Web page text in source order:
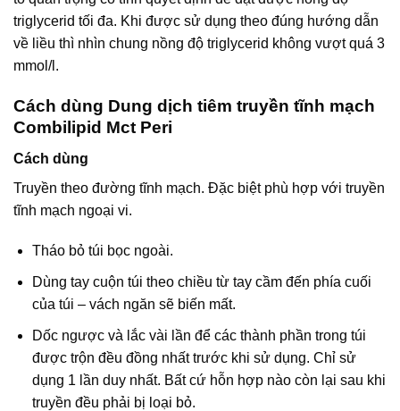
triglycerid tối đa. Khi được sử dụng theo đúng hướng dẫn
về liều thì nhìn chung nồng độ triglycerid không vượt quá 3
mmol/l.
Cách dùng Dung dịch tiêm truyền tĩnh mạch
Combilipid Mct Peri
Cách dùng
Truyền theo đường tĩnh mạch. Đặc biệt phù hợp với truyền
tĩnh mạch ngoại vi.
Tháo bỏ túi bọc ngoài.
Dùng tay cuộn túi theo chiều từ tay cầm đến phía cuối
của túi – vách ngăn sẽ biến mất.
Dốc ngược và lắc vài lần để các thành phần trong túi
được trộn đều đồng nhất trước khi sử dụng. Chỉ sử
dụng 1 lần duy nhất. Bất cứ hỗn hợp nào còn lại sau khi
truyền đều phải bị loại bỏ.